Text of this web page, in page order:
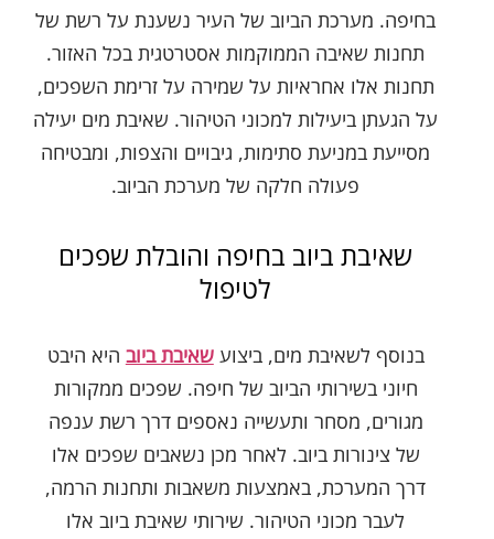
בחיפה. מערכת הביוב של העיר נשענת על רשת של
תחנות שאיבה הממוקמות אסטרטגית בכל האזור.
תחנות אלו אחראיות על שמירה על זרימת השפכים,
על הגעתן ביעילות למכוני הטיהור. שאיבת מים יעילה
מסייעת במניעת סתימות, גיבויים והצפות, ומבטיחה
פעולה חלקה של מערכת הביוב.
שאיבת ביוב בחיפה והובלת שפכים
לטיפול
בנוסף לשאיבת מים, ביצועשאיבת ביוב היא היבט
חיוני בשירותי הביוב של חיפה. שפכים ממקורות
מגורים, מסחר ותעשייה נאספים דרך רשת ענפה
של צינורות ביוב. לאחר מכן נשאבים שפכים אלו
דרך המערכת, באמצעות משאבות ותחנות הרמה,
לעבר מכוני הטיהור. שירותי שאיבת ביוב אלו